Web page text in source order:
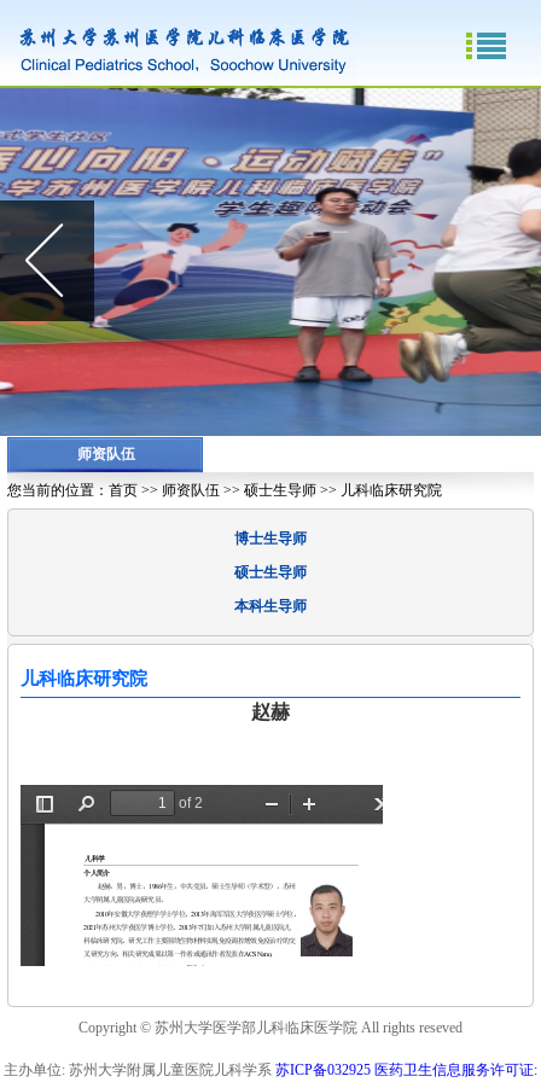
师资队伍
您当前的位置： 首页 >> 师资队伍 >> 硕士生导师 >> 儿科临床研究院
博士生导师
硕士生导师
本科生导师
儿科临床研究院
赵赫
Copyright © 苏州大学医学部儿科临床医学院 All rights reseved
主办单位: 苏州大学附属儿童医院儿科学系 苏ICP备032925 医药卫生信息服务许可证: